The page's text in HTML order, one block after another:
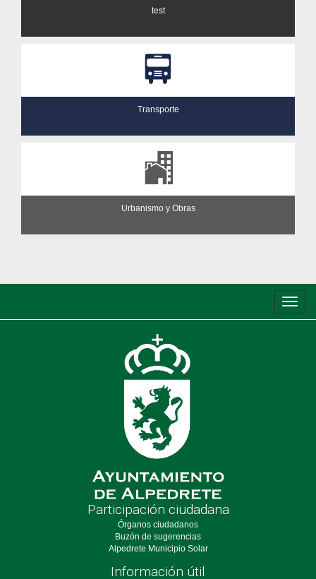
test
Transporte
Urbanismo y Obras
de
Participación ciudadana
Órganos ciudadanos
Buzón de sugerencias
Alpedrete Municipio Solar
Información útil